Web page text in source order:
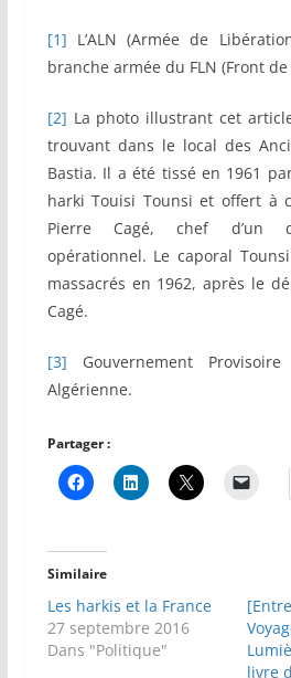
[1] L’ALN (Armée de
branche armée du FLN (Front
[2] La photo illustrant cet
trouvant dans le local des
Bastia. Il a été tissé en 1961
harki Touisi Tounsi et offert à
Pierre Cagé, chef d’un
opérationnel. Le caporal
massacrés en 1962, après le
Cagé.
[3] Gouvernement
Algérienne.
Partager :
Similaire
Les harkis et la France
27 septembre 2016
Dans "Politique"
livre